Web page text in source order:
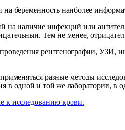
на беременность наиболее
на наличие инфекций или
Тем не менее,
рентгенографии, УЗИ,
разные методы
в одной и той же лаборатории, в
к исследованию крови.